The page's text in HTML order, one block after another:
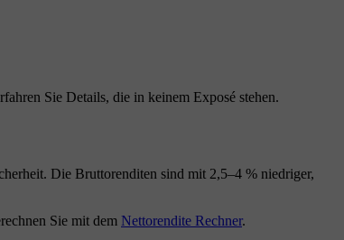
Sie Details, die in keinem Exposé stehen.
Die Bruttorenditen sind mit 2,5–4 % niedriger,
Sie mit dem Nettorendite Rechner.